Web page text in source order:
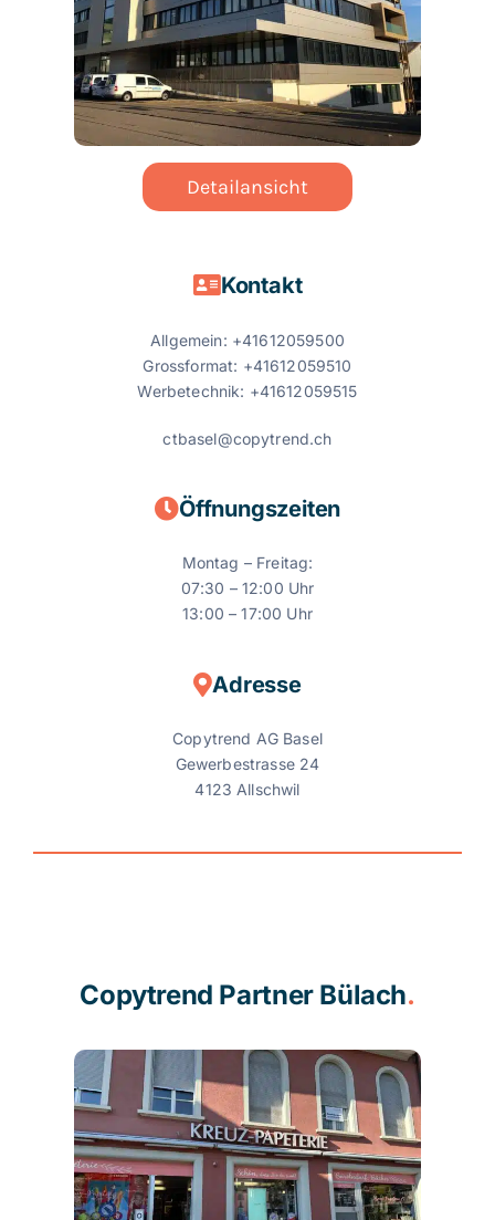
Kontakt
Blog
Detailansicht
Kontakt
Allgemein: +41612059500
Grossformat: +41612059510
Werbetechnik: +41612059515
ctbasel@copytrend.ch
Öffnungszeiten
Montag – Freitag:
07:30 – 12:00 Uhr
13:00 – 17:00 Uhr
Adresse
Copytrend AG Basel
Gewerbestrasse 24
4123 Allschwil
Copytrend Partner Bülach.